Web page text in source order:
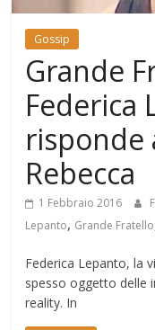
Mondo
Gossip
Grande
Federica
risponde
Rebecca
1 Febbraio 2016
Lepanto, Grande Fratello
Federica Lepanto, la
spesso oggetto delle
reality. In